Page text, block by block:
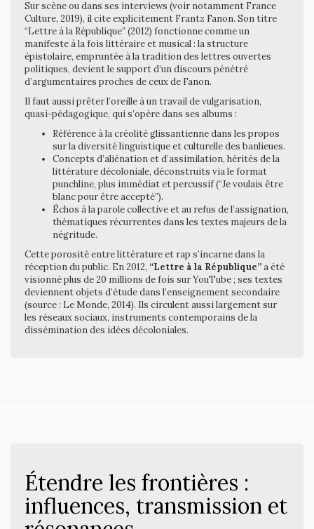
Sur scène ou dans ses interviews (voir notamment France
Culture, 2019), il cite explicitement Frantz Fanon. Son titre
“Lettre à la République” (2012) fonctionne comme un
manifeste à la fois littéraire et musical : la structure
épistolaire, empruntée à la tradition des lettres ouvertes
politiques, devient le support d’un discours pénétré
d’argumentaires proches de ceux de Fanon.
Il faut aussi prêter l’oreille à un travail de vulgarisation,
quasi-pédagogique, qui s’opère dans ses albums :
Référence à la créolité glissantienne dans les propos
sur la diversité linguistique et culturelle des banlieues.
Concepts d’aliénation et d’assimilation, hérités de la
littérature décoloniale, déconstruits via le format
punchline, plus immédiat et percussif (“Je voulais être
blanc pour être accepté”).
Échos à la parole collective et au refus de l’assignation,
thématiques récurrentes dans les textes majeurs de la
négritude.
Cette porosité entre littérature et rap s’incarne dans la
réception du public. En 2012, “Lettre à la République”a été
visionné plus de 20 millions de fois sur YouTube ; ses textes
deviennent objets d’étude dans l’enseignement secondaire
(source : Le Monde, 2014). Ils circulent aussi largement sur
les réseaux sociaux, instruments contemporains de la
dissémination des idées décoloniales.
Étendre les frontières :
influences, transmission et